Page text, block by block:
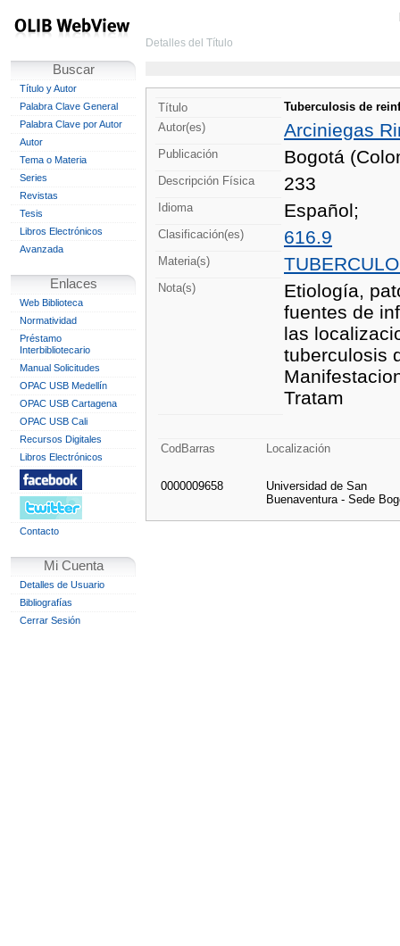
Buscar
Título y Autor
Palabra Clave General
Palabra Clave por Autor
Autor
Tema o Materia
Series
Revistas
Tesis
Libros Electrónicos
Avanzada
Enlaces
Web Biblioteca
Normatividad
Préstamo
Interbibliotecario
Manual Solicitudes
OPAC USB Medellín
OPAC USB Cartagena
OPAC USB Cali
Recursos Digitales
Libros Electrónicos
Contacto
Mi Cuenta
Detalles de Usuario
Bibliografías
Cerrar Sesión
Detalles del Título
Título
Tuberculosis de
Autor(es)
Arciniegas
Publicación Bogotá
Descripción Física 233
Idioma Español;
Clasificación(es) 616.9
Materia(s)
Nota(s)
Etiología,
fuentes de
las
tuberculosis
Tratam
CodBarras Localización
0000009658
Universidad de San
Buenaventura - Sede